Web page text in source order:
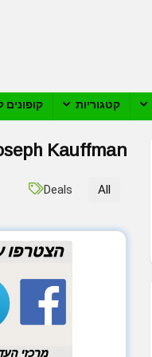
קטגוריות
Kauffman
All
Deals